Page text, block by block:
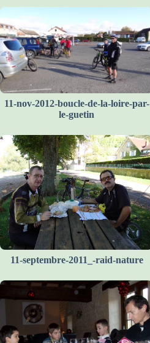
11-nov-2012-boucle-de-la-loire-par-
le-guetin
11-septembre-2011_-raid-nature